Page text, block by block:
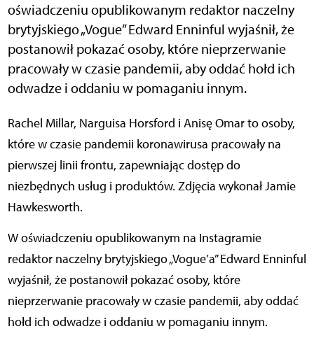
oświadczeniu opublikowanym redaktor naczelny
brytyjskiego „Vogue” Edward Enninful wyjaśnił, że
postanowił pokazać osoby, które nieprzerwanie
pracowały w czasie pandemii, aby oddać hołd ich
odwadze i oddaniu w pomaganiu innym.
Rachel Millar, Narguisa Horsford i Anisę Omar to osoby,
które w czasie pandemii koronawirusa pracowały na
pierwszej linii frontu, zapewniając dostęp do
niezbędnych usług i produktów. Zdjęcia wykonał Jamie
Hawkesworth.
W oświadczeniu opublikowanym na Instagramie
redaktor naczelny brytyjskiego „Vogue’a” Edward Enninful
wyjaśnił, że postanowił pokazać osoby, które
nieprzerwanie pracowały w czasie pandemii, aby oddać
hołd ich odwadze i oddaniu w pomaganiu innym.